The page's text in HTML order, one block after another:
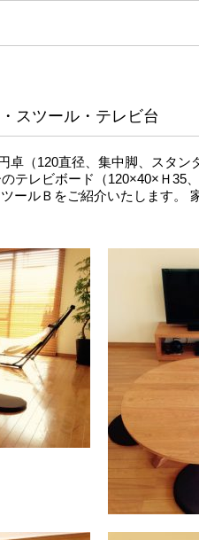
スツール・テレビ台
卓（120直径、集中脚、スタン
テレビボード（120×40×Ｈ35
ールＢをご紹介いたします。